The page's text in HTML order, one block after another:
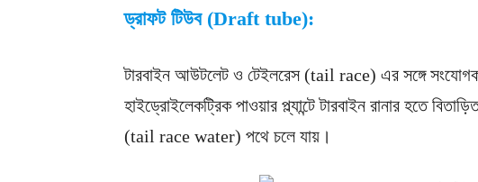
ড্রাফট টিউব (Draft tube):
টারবাইন আউটলেট ও টেইলরেস (tail race) এর সঙ্গে
হাইড্রোইলেকট্রিক পাওয়ার প্ল্যান্টে টারবাইন রানার হতে
(tail race water) পথে চলে যায়।